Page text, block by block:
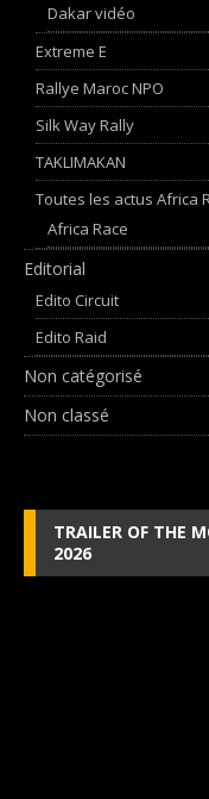
Dakar vidéo
Extreme E
Rallye Maroc NPO
Silk Way Rally
TAKLIMAKAN
Toutes les actus Africa
Africa Race
Editorial
Edito Circuit
Edito Raid
Non catégorisé
Non classé
TRAILER OF THE
2026